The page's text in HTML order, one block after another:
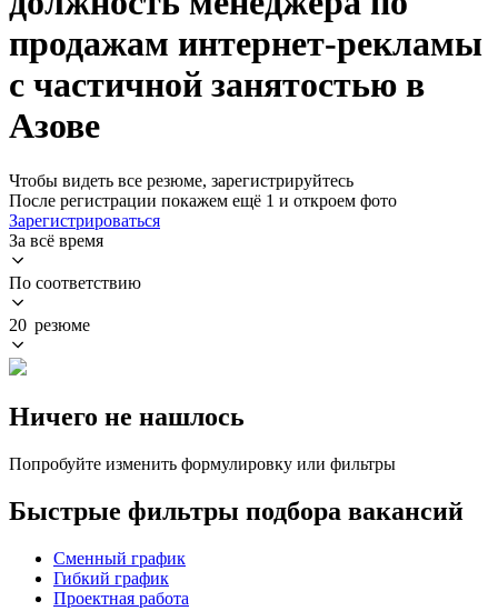
продажам интернет-рекламы
с частичной занятостью в
Азове
Чтобы видеть все резюме, зарегистрируйтесь
После регистрации покажем ещё 1 и откроем фото
Зарегистрироваться
За всё время
По соответствию
20 резюме
Ничего не нашлось
Попробуйте изменить формулировку или фильтры
Быстрые фильтры подбора вакансий
Сменный график
Гибкий график
Проектная работа